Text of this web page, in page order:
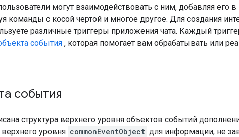
могут взаимодействовать с ним, добавляя его в
команды с косой чертой и многое другое. Для создания
различные триггеры приложения чата. Каждый
события , которая помогает вам обрабатывать или
события
структура верхнего уровня объектов событий
верхнего уровня commonEventObject для информации, не